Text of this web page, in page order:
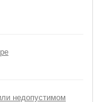
недопустимом